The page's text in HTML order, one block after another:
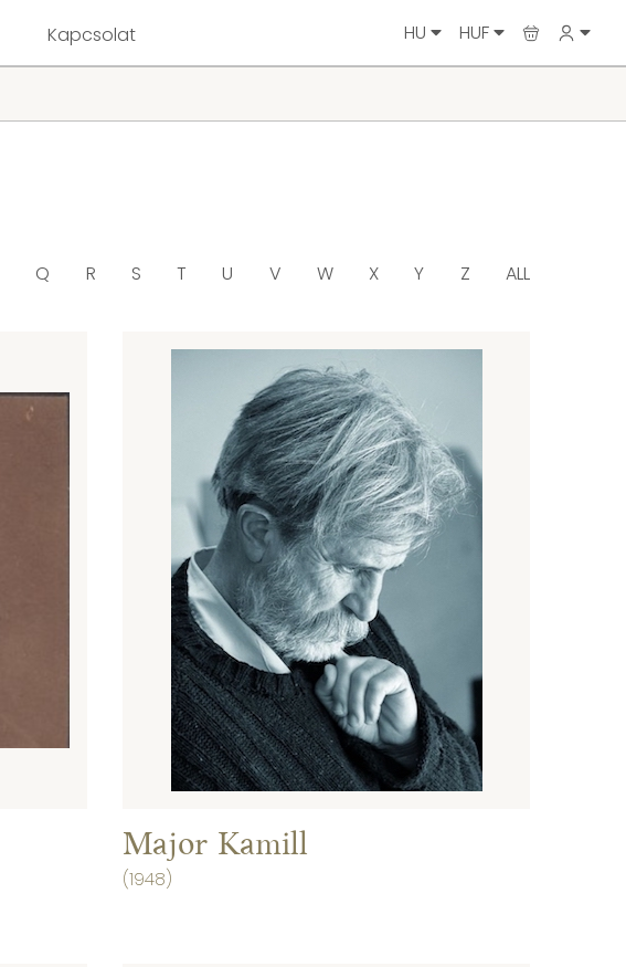
Kapcsolat HU HUF
Q R S T U V W X Y Z ALL
Major Kamill
(1948)